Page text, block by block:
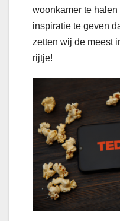
woonkamer te
inspiratie te geven
zetten wij de meest
rijtje!